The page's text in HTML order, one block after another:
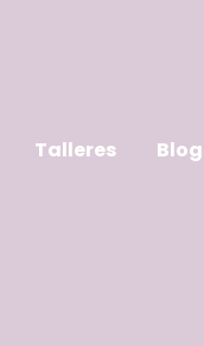
Talleres Blog